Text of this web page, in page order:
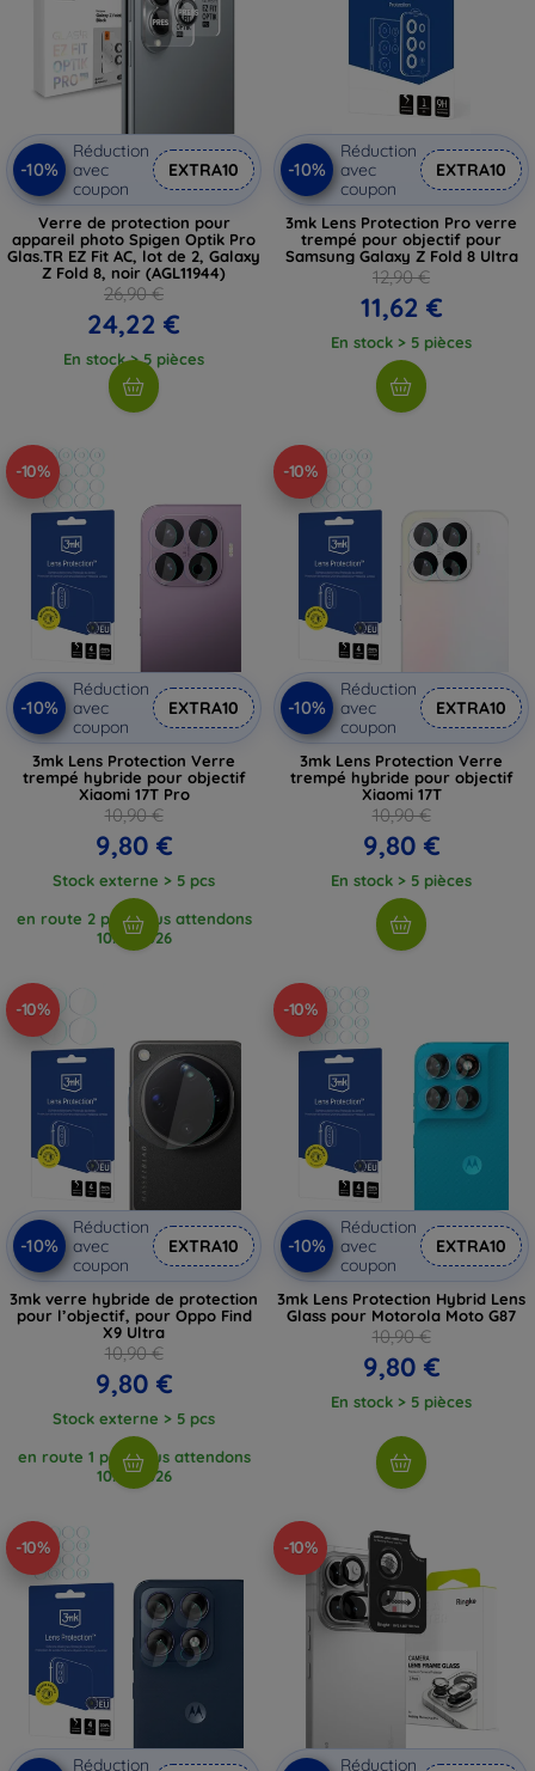
-10%
Réduction
avec
coupon
EXTRA10
Verre de protection pour
appareil photo Spigen Optik Pro
Glas.TR EZ Fit AC, lot de 2, Galaxy
Z Fold 8, noir (AGL11944)
26,90 €
24,22 €
En stock > 5 pièces
-10%
Réduction
avec
coupon
EXTRA10
3mk Lens Protection Pro verre
trempé pour objectif pour
Samsung Galaxy Z Fold 8 Ultra
12,90 €
11,62 €
En stock > 5 pièces
-10%
-10%
Réduction
avec
coupon
EXTRA10
3mk Lens Protection Verre
trempé hybride pour objectif
Xiaomi 17T Pro
10,90 €
9,80 €
Stock externe > 5 pcs
en route 2 pcs, nous attendons
10. 8. 2026
-10%
-10%
Réduction
avec
coupon
EXTRA10
3mk Lens Protection Verre
trempé hybride pour objectif
Xiaomi 17T
10,90 €
9,80 €
En stock > 5 pièces
-10%
-10%
Réduction
avec
coupon
EXTRA10
3mk verre hybride de protection
pour l’objectif, pour Oppo Find
X9 Ultra
10,90 €
9,80 €
Stock externe > 5 pcs
en route 1 pcs, nous attendons
10. 8. 2026
-10%
-10%
Réduction
avec
coupon
EXTRA10
3mk Lens Protection Hybrid Lens
Glass pour Motorola Moto G87
10,90 €
9,80 €
En stock > 5 pièces
-10%
Réduction
-10%
Réduction